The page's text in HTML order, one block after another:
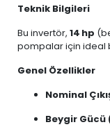
Teknik Bilgileri
Bu invertör, 14 hp
pompalar için ideal
Genel Özellikler
Nominal
Beygir Gücü